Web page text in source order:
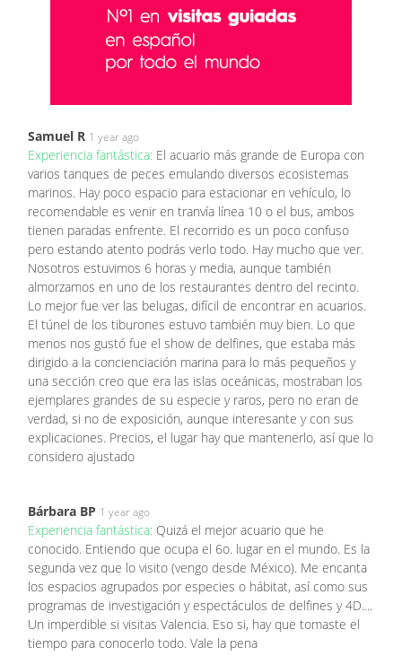
Samuel R 1 year ago
Experiencia fantástica: El acuario más grande de Europa con
varios tanques de peces emulando diversos ecosistemas
marinos. Hay poco espacio para estacionar en vehículo, lo
recomendable es venir en tranvía línea 10 o el bus, ambos
tienen paradas enfrente. El recorrido es un poco confuso
pero estando atento podrás verlo todo. Hay mucho que ver.
Nosotros estuvimos 6 horas y media, aunque también
almorzamos en uno de los restaurantes dentro del recinto.
Lo mejor fue ver las belugas, difícil de encontrar en acuarios.
El túnel de los tiburones estuvo también muy bien. Lo que
menos nos gustó fue el show de delfines, que estaba más
dirigido a la concienciación marina para lo más pequeños y
una sección creo que era las islas oceánicas, mostraban los
ejemplares grandes de su especie y raros, pero no eran de
verdad, si no de exposición, aunque interesante y con sus
explicaciones. Precios, el lugar hay que mantenerlo, así que lo
considero ajustado
Bárbara BP 1 year ago
Experiencia fantástica: Quizá el mejor acuario que he
conocido. Entiendo que ocupa el 6o. lugar en el mundo. Es la
segunda vez que lo visito (vengo desde México). Me encanta
los espacios agrupados por especies o hábitat, así como sus
programas de investigación y espectáculos de delfines y 4D....
Un imperdible si visitas Valencia. Eso si, hay que tomaste el
tiempo para conocerlo todo. Vale la pena